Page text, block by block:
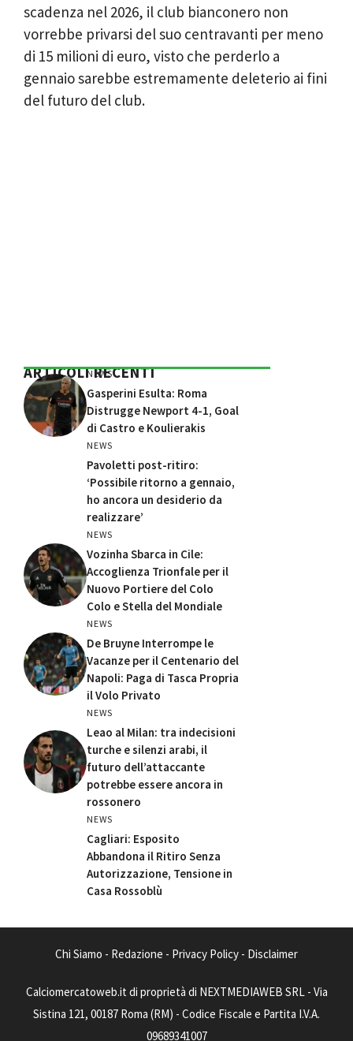
scadenza nel 2026, il club bianconero non
vorrebbe privarsi del suo centravanti per meno
di 15 milioni di euro, visto che perderlo a
gennaio sarebbe estremamente deleterio ai fini
del futuro del club.
ARTICOLI RECENTI
NEWS
Gasperini Esulta: Roma
Distrugge Newport 4-1, Goal
di Castro e Koulierakis
NEWS
Pavoletti post-ritiro:
‘Possibile ritorno a gennaio,
ho ancora un desiderio da
realizzare’
NEWS
Vozinha Sbarca in Cile:
Accoglienza Trionfale per il
Nuovo Portiere del Colo
Colo e Stella del Mondiale
NEWS
De Bruyne Interrompe le
Vacanze per il Centenario del
Napoli: Paga di Tasca Propria
il Volo Privato
NEWS
Leao al Milan: tra indecisioni
turche e silenzi arabi, il
futuro dell’attaccante
potrebbe essere ancora in
rossonero
NEWS
Cagliari: Esposito
Abbandona il Ritiro Senza
Autorizzazione, Tensione in
Casa Rossoblù
Chi Siamo - Redazione - Privacy Policy - Disclaimer
Calciomercatoweb.it di proprietà di NEXTMEDIAWEB SRL - Via
Sistina 121, 00187 Roma (RM) - Codice Fiscale e Partita I.V.A.
09689341007